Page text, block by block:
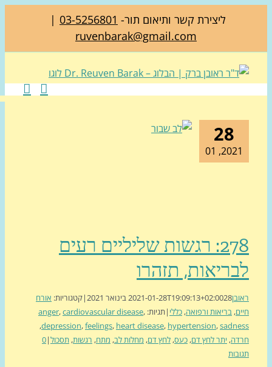
ליצירת קשר ותיאום תור-03-5256801
|
ruvenbarak@gmail.com
278: רגשות שליליים רעים
תזהרו
2021-01-28T19:09:13+02:00
|קטגוריות:אורח
בריאות ורפואה,כללי|תגיות: anger,cardiovascular disease,
depression, feelings,heart disease,hypertension,
,
יתר לחץ דם,כעס,לחץ דם,מחלות לב ,מתח,רגשות,תסכול|
0